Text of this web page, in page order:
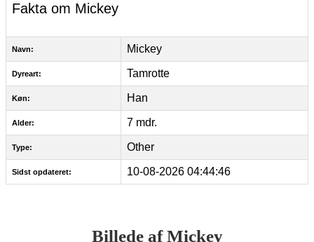
Fakta om Mickey
Navn: Mickey
Dyreart: Tamrotte
Køn: Han
Alder: 7 mdr.
Type: Other
Sidst opdateret: 10-08-2026 04:44:46
Billede af Mickey